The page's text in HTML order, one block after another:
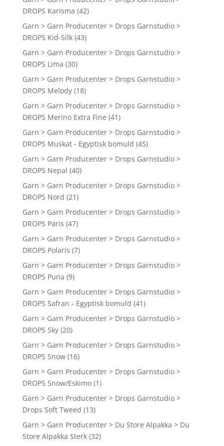
DROPS Karisma (42)
Garn > Garn Producenter > Drops Garnstudio >
DROPS Kid-Silk (43)
Garn > Garn Producenter > Drops Garnstudio >
DROPS Lima (30)
Garn > Garn Producenter > Drops Garnstudio >
DROPS Melody (18)
Garn > Garn Producenter > Drops Garnstudio >
DROPS Merino Extra Fine (41)
Garn > Garn Producenter > Drops Garnstudio >
DROPS Muskat - Egyptisk bomuld (45)
Garn > Garn Producenter > Drops Garnstudio >
DROPS Nepal (40)
Garn > Garn Producenter > Drops Garnstudio >
DROPS Nord (21)
Garn > Garn Producenter > Drops Garnstudio >
DROPS Paris (47)
Garn > Garn Producenter > Drops Garnstudio >
DROPS Polaris (7)
Garn > Garn Producenter > Drops Garnstudio >
DROPS Puna (9)
Garn > Garn Producenter > Drops Garnstudio >
DROPS Safran - Egyptisk bomuld (41)
Garn > Garn Producenter > Drops Garnstudio >
DROPS Sky (20)
Garn > Garn Producenter > Drops Garnstudio >
DROPS Snow (16)
Garn > Garn Producenter > Drops Garnstudio >
DROPS Snow/Eskimo (1)
Garn > Garn Producenter > Drops Garnstudio >
Drops Soft Tweed (13)
Garn > Garn Producenter > Du Store Alpakka > Du
Store Alpakka Sterk (32)